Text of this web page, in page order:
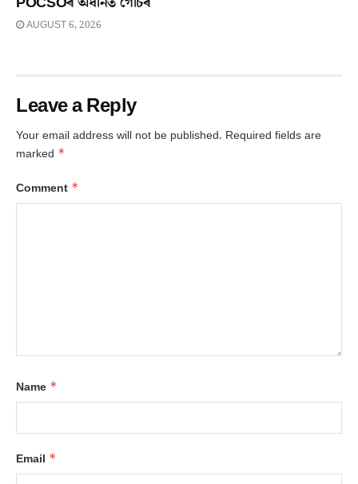
AUGUST 6, 2026
Leave a Reply
Your email address will not be published. Required fields are
marked *
Comment *
Name *
Email *